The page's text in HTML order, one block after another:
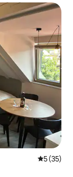
Средна
5 (35)